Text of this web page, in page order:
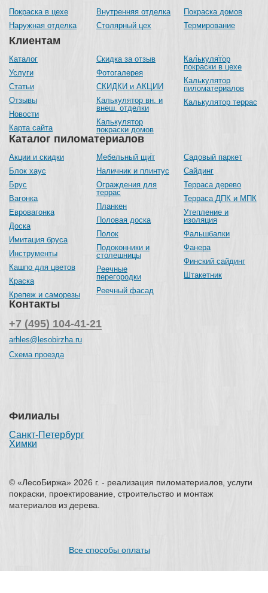
Каталог пиломатериалов
Акции и скидки
Блок хаус
Брус
Вагонка
Евровагонка
Доска
Имитация бруса
Инструменты
Кашпо для цветов
Краска
Крепеж и саморезы
Мебельный щит
Наличник и плинтус
Ограждения для
террас
Планкен
Половая доска
Полок
Подоконники и
столешницы
Реечные
перегородки
Реечный фасад
Садовый паркет
Сайдинг
Терраса дерево
Терраса ДПК и МПК
Утепление и
изоляция
Фальшбалки
Фанера
Финский сайдинг
Штакетник
Покраска в цехе
Наружная отделка
Внутренняя отделка
Столярный цех
Покраска домов
Термирование
Клиентам
Каталог
Услуги
Статьи
Отзывы
Новости
Карта сайта
Скидка за отзыв
Фотогалерея
СКИДКИ и АКЦИИ
Калькулятор вн. и
внеш. отделки
Калькулятор
покраски домов
Калькулятор
покраски в цехе
Калькулятор
пиломатериалов
Калькулятор террас
Контакты
+7 (495) 104-41-21
arhles@lesobirzha.ru
Схема проезда
Филиалы
Санкт-Петербург
Химки
© «ЛесоБиржа» 2026 г. - реализация пиломатериалов, услуги
покраски, проектирование, строительство и монтаж
материалов из дерева.
Все способы оплаты